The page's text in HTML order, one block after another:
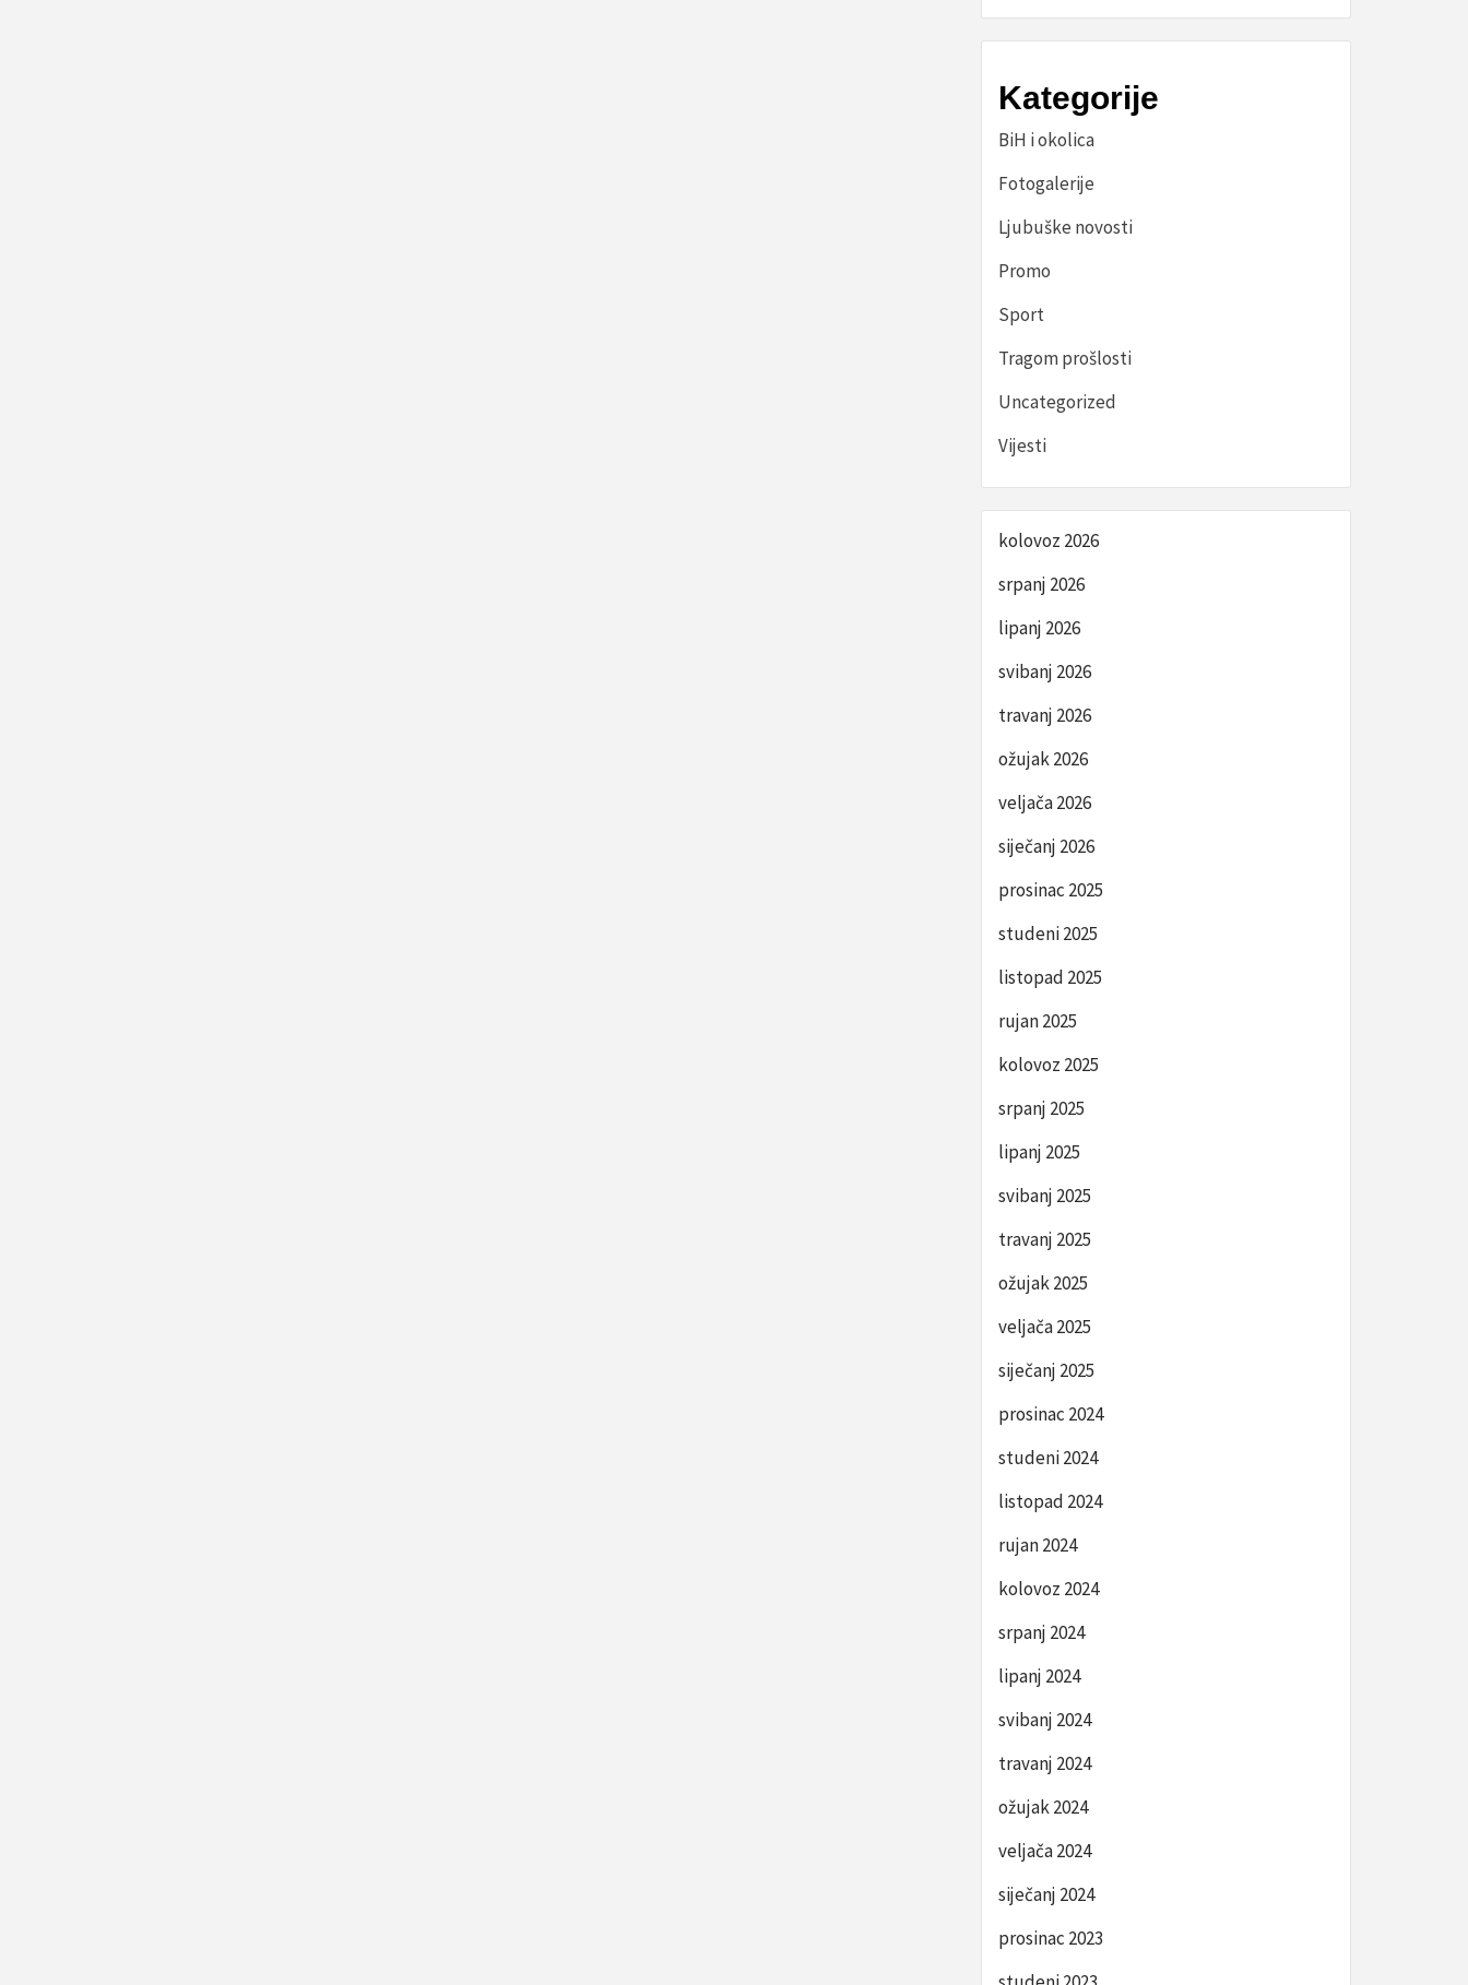
Kategorije
BiH i okolica
Fotogalerije
Ljubuške novosti
Promo
Sport
Tragom prošlosti
Uncategorized
Vijesti
kolovoz 2026
srpanj 2026
lipanj 2026
svibanj 2026
travanj 2026
ožujak 2026
veljača 2026
siječanj 2026
prosinac 2025
studeni 2025
listopad 2025
rujan 2025
kolovoz 2025
srpanj 2025
lipanj 2025
svibanj 2025
travanj 2025
ožujak 2025
veljača 2025
siječanj 2025
prosinac 2024
studeni 2024
listopad 2024
rujan 2024
kolovoz 2024
srpanj 2024
lipanj 2024
svibanj 2024
travanj 2024
ožujak 2024
veljača 2024
siječanj 2024
prosinac 2023